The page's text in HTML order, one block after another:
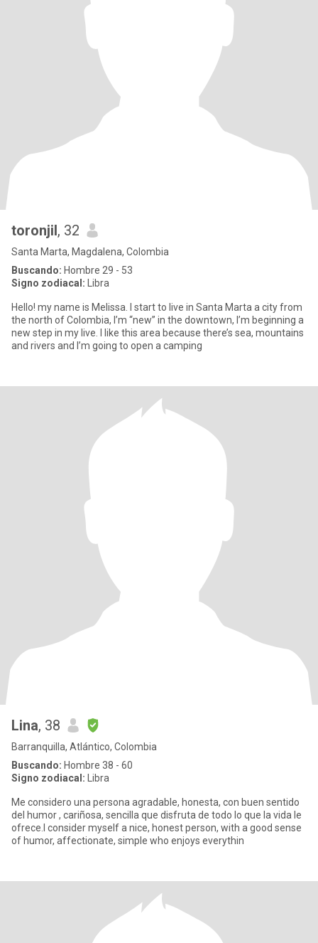
toronjil, 32
Santa Marta, Magdalena, Colombia
Buscando: Hombre 29 - 53
Signo zodiacal: Libra
Hello! my name is Melissa. I start to live in Santa Marta a city from
the north of Colombia, I’m “new” in the downtown, I’m beginning a
new step in my live. I like this area because there’s sea, mountains
and rivers and I’m going to open a camping
Lina, 38
Barranquilla, Atlántico, Colombia
Buscando: Hombre 38 - 60
Signo zodiacal: Libra
Me considero una persona agradable, honesta, con buen sentido
del humor , cariñosa, sencilla que disfruta de todo lo que la vida le
ofrece.I consider myself a nice, honest person, with a good sense
of humor, affectionate, simple who enjoys everythin